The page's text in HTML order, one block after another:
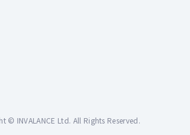
© INVALANCE Ltd. All Rights Reserved.